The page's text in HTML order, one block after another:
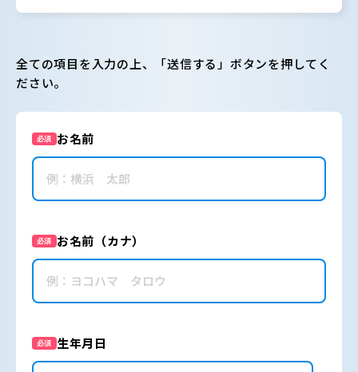
全ての項目を入力の上、「送信する」ボタンを押してく
ださい。
必須 お名前
必須 お名前（カナ）
必須 生年月日